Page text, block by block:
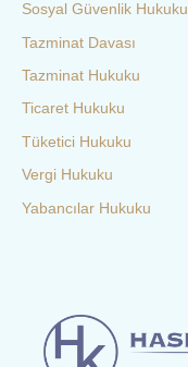
Sosyal Güvenlik Hukuku
Tazminat Davası
Tazminat Hukuku
Ticaret Hukuku
Tüketici Hukuku
Vergi Hukuku
Yabancılar Hukuku